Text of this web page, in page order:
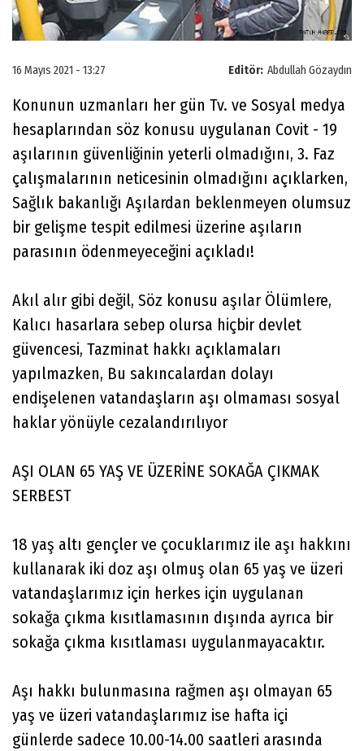
Editör: Abdullah Gözaydın
16 Mayıs 2021 - 13:27
Konunun uzmanları her gün Tv. ve Sosyal medya
hesaplarından söz konusu uygulanan Covit - 19
aşılarının güvenliğinin yeterli olmadığını, 3. Faz
çalışmalarının neticesinin olmadığını açıklarken,
Sağlık bakanlığı Aşılardan beklenmeyen olumsuz
bir gelişme tespit edilmesi üzerine aşıların
parasının ödenmeyeceğini açıkladı!
Akıl alır gibi değil, Söz konusu aşılar Ölümlere,
Kalıcı hasarlara sebep olursa hiçbir devlet
güvencesi, Tazminat hakkı açıklamaları
yapılmazken, Bu sakıncalardan dolayı
endişelenen vatandaşların aşı olmaması sosyal
haklar yönüyle cezalandırılıyor
AŞI OLAN 65 YAŞ VE ÜZERİNE SOKAĞA ÇIKMAK
SERBEST
18 yaş altı gençler ve çocuklarımız ile aşı hakkını
kullanarak iki doz aşı olmuş olan 65 yaş ve üzeri
vatandaşlarımız için herkes için uygulanan
sokağa çıkma kısıtlamasının dışında ayrıca bir
sokağa çıkma kısıtlaması uygulanmayacaktır.
Aşı hakkı bulunmasına rağmen aşı olmayan 65
yaş ve üzeri vatandaşlarımız ise hafta içi
günlerde sadece 10.00-14.00 saatleri arasında